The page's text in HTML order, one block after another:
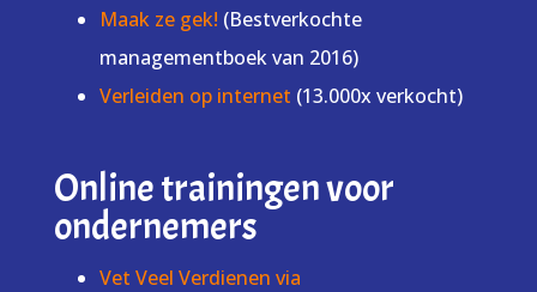
Maak ze gek! (Bestverkochte
managementboek van 2016)
Verleiden op internet (13.000x verkocht)
Online trainingen voor
ondernemers
Vet Veel Verdienen via